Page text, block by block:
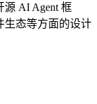
源 AI Agent 框
生态等方面的设计